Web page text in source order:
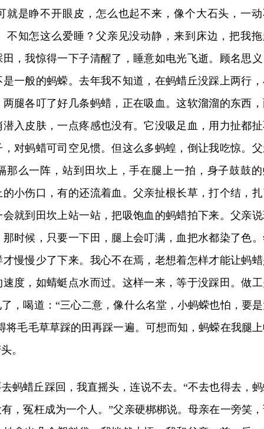
就是睁不开眼皮，怎么也起不来，像个大石头，一动
不知怎这么爱睡？父亲见没动静，来到床边，把我拖
，我惊得一下子清醒了，睡意如电光飞逝。顾名思义
一般的蚂蝾。去年我不知道，在蚂蜡丘没踩上两行
腿各叮了好几条蚂蜡，正在吸血。这软溜溜的东西
入皮肤，一点疼感也没有。它没吸足血，用力扯都
对蚂蜡可司空见惯。但这么多蚂蝗，倒让我吃惊。
那么一阵，站到田坎上，手在腿上一拍，身子鼓鼓
小伤口，有的还流着血。父亲扯根长草，打个结，扎
就到田坎上站一站，把吸饱血的蚂蜡拍下来。父亲
时候，只要一下田，腿上会叮满，血把水都染了色
慢慢少了下来。我心不在焉，老想着怎样才能让蚂
度，如蜻蜓点水而过。这样一来，等于没踩田。做
，喝道：“三心二意，像什么名堂，小蚂蝾也怕，要
将毛毛草草踩的田再踩一遍。可想而知，蚂蝾在我腿
。
蚂蜡丘踩回，我直摇头，连说不去。“不去也得去，
，冤枉成为一个人。”父亲硬梆梆说。母亲在一旁笑